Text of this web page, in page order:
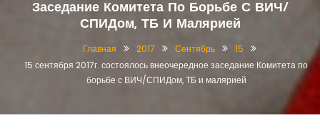
Заседание Комитета По Борьбе С ВИЧ/
СПИДом, ТБ И Малярией
Главная 2017 Сентябрь
15
15 сентября 2017г. состоялось внеочередное заседание Комитета по
борьбе с ВИЧ/СПИДом, ТБ и малярией